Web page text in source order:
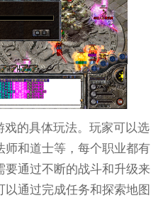
戏的具体玩法。玩家可以选
师和道士等，每个职业都有
要通过不断的战斗和升级来
通过完成任务和探索地图